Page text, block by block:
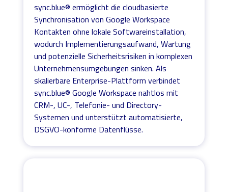
sync.blue® ermöglicht die cloudbasierte
Synchronisation von Google Workspace
Kontakten ohne lokale Softwareinstallation,
wodurch Implementierungsaufwand, Wartung
und potenzielle Sicherheitsrisiken in komplexen
Unternehmensumgebungen sinken. Als
skalierbare Enterprise-Plattform verbindet
sync.blue® Google Workspace nahtlos mit
CRM-, UC-, Telefonie- und Directory-
Systemen und unterstützt automatisierte,
DSGVO-konforme Datenflüsse.